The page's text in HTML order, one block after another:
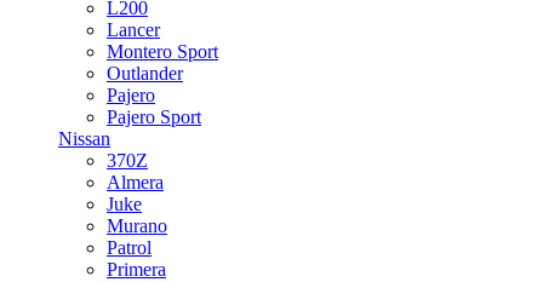
L200
Lancer
Montero Sport
Outlander
Pajero
Pajero Sport
Nissan
370Z
Almera
Juke
Murano
Patrol
Primera